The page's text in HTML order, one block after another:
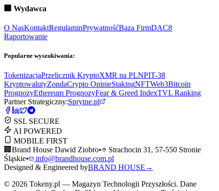
🏢 Wydawca
O NasKontaktRegulaminPrywatnośćBaza FirmDAC8
Raportowanie
Popularne wyszukiwania:
TokenizacjaPrzelicznik KryptoXMR na PLNPIT-38
KryptowalutyZondaCrypto OpinieStakingNFTWeb3Bitcoin
PrognozyEthereum PrognozyFear & Greed IndexTVL Ranking
Partner Strategiczny:Sprytne.pl
SSL SECURE
AI POWERED
MOBILE FIRST
🏢 Brand House Dawid Ziobro•
Strachocin 31, 57-550 Stronie
Śląskie•
info@brandhouse.com.pl
Designed & Engineered byBRAND HOUSE →
© 2026 Tokeny.pl — Magazyn Technologii Przyszłości. Dane